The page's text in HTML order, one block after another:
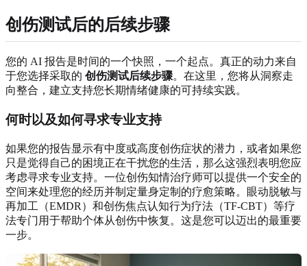
创伤测试后的后续步骤
您的 AI 报告是时间的一个快照，一个起点。真正的动力来自
于您选择采取的 创伤测试后续步骤。在这里，您将从洞察走
向整合，建立支持您长期情绪健康的可持续实践。
何时以及如何寻求专业支持
如果您的报告显示有中度或高度创伤症状的潜力，或者如果您
只是觉得自己的困境正在干扰您的生活，那么这强烈表明您应
考虑寻求专业支持。一位创伤知情治疗师可以提供一个安全的
空间来处理您的经历并制定量身定制的疗愈策略。眼动脱敏与
再加工（EMDR）和创伤焦点认知行为疗法（TF-CBT）等疗
法专门用于帮助个体从创伤中恢复。这是您可以迈出的最重要
一步。